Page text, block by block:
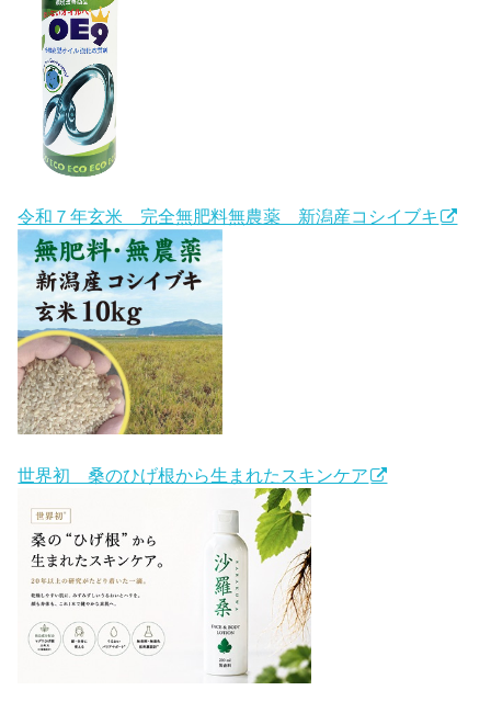
令和７年玄米 完全無肥料無農薬 新潟産コシイブキ
世界初 桑のひげ根から生まれたスキンケア